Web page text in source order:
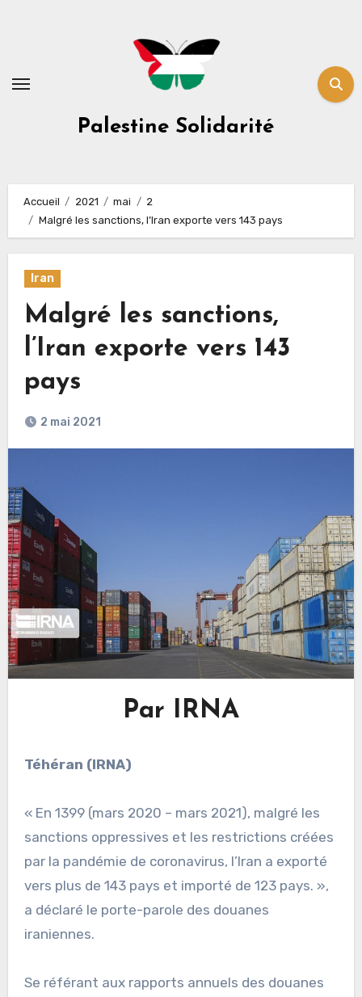
Palestine Solidarité
Accueil 2021 mai
2
Malgré les sanctions, l’Iran exporte vers 143 pays
Iran
Malgré les sanctions,
l’Iran exporte vers 143
pays
2 mai 2021
Par IRNA
Téhéran (IRNA)
« En 1399 (mars 2020 – mars 2021), malgré les
sanctions oppressives et les restrictions créées
par la pandémie de coronavirus, l’Iran a exporté
vers plus de 143 pays et importé de 123 pays. »,
a déclaré le porte-parole des douanes
iraniennes.
Se référant aux rapports annuels des douanes